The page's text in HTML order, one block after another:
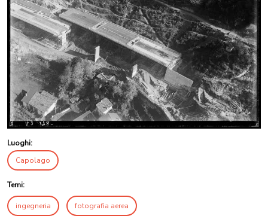
Luoghi:
Capolago
Temi:
ingegneria fotografia aerea